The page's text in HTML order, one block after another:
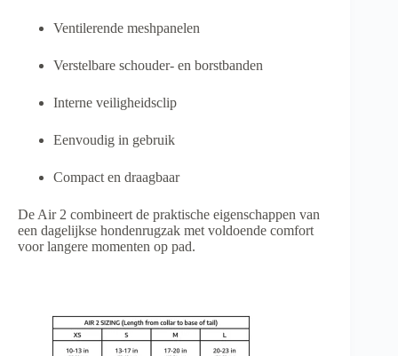
Ventilerende meshpanelen
Verstelbare schouder- en borstbanden
Interne veiligheidsclip
Eenvoudig in gebruik
Compact en draagbaar
De Air 2 combineert de praktische eigenschappen van
een dagelijkse hondenrugzak met voldoende comfort
voor langere momenten op pad.